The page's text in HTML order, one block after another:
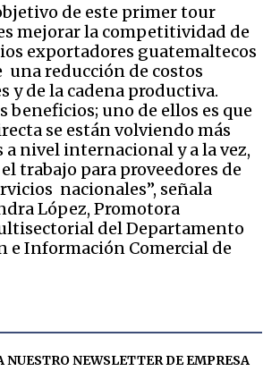
de este primer tour
mejorar la competitividad de
exportadores guatemaltecos
una reducción de costos
y de la cadena productiva.
beneficios; uno de ellos es que
se están volviendo más
nivel internacional y a la vez,
trabajo para proveedores de
nacionales”, señala
López, Promotora
del Departamento
e Información Comercial de
NUESTRO NEWSLETTER DEEMPRESA